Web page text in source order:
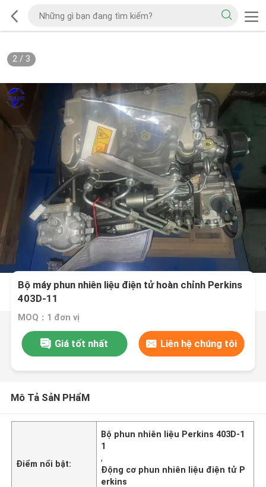
2/ 3
Bộ máy phun nhiên liệu điện tử hoàn chỉnh Perkins
403D-11
MOQ：1 đơn vị
Giá tốt nhất Liên hệ chúng tôi
Mô Tả SảN PHẩM
Điểm nổi bật:
Bộ phun nhiên liệu Perkins 403D-1
1
,
Động cơ phun nhiên liệu điện tử P
erkins